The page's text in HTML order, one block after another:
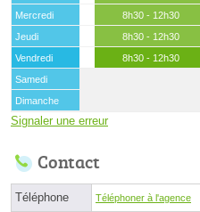
Mercredi
8h30 - 12h30
Jeudi
8h30 - 12h30
Vendredi
8h30 - 12h30
Samedi
Dimanche
Signaler une erreur
Contact
Téléphone Téléphoner à l'agence